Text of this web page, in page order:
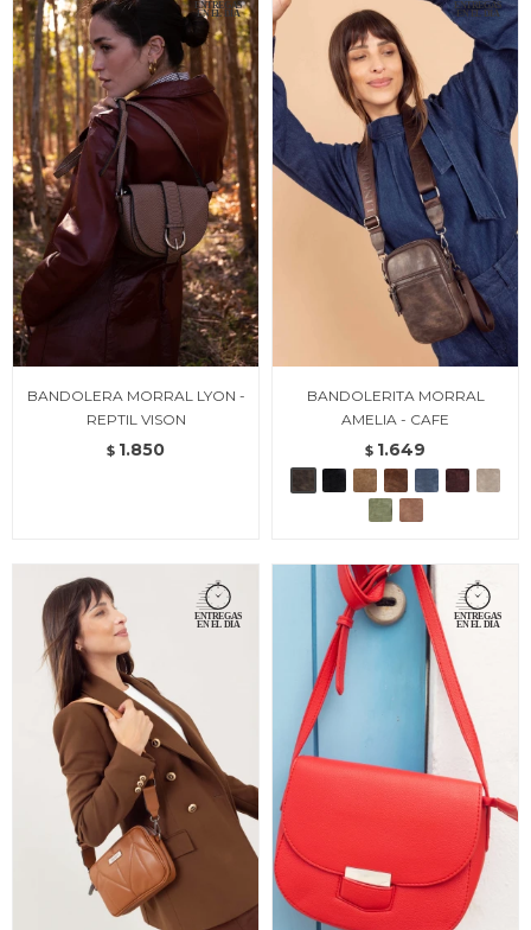
BANDOLERA MORRAL LYON -
REPTIL VISON
$ 1.850
BANDOLERITA MORRAL
AMELIA - CAFE
$ 1.649